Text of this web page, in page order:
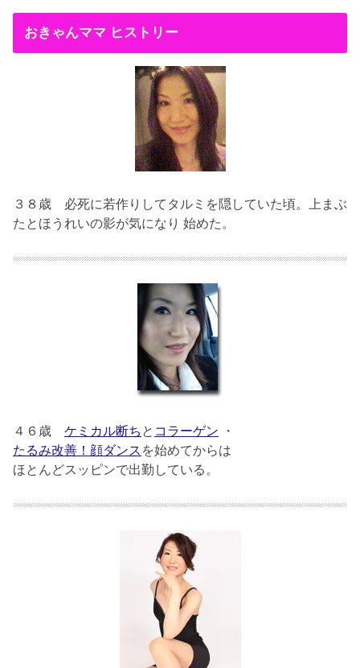
おきゃんママ ヒストリー
３８歳 必死に若作りしてタルミを隠していた頃。上まぶ
たとほうれいの影が気になり 始めた。
４６歳 ケミカル断ち と コラーゲン ・
たるみ改善！顔ダンス を始めてからは
ほとんどスッピンで出勤している。